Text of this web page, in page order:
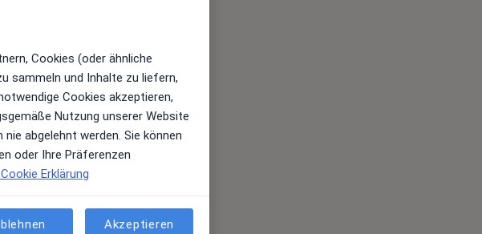
Cookies (oder ähnliche
sammeln und Inhalte zu liefern,
Cookies akzeptieren,
Nutzung unserer Website
abgelehnt werden. Sie können
oder Ihre Präferenzen
Erklärung
Akzeptieren